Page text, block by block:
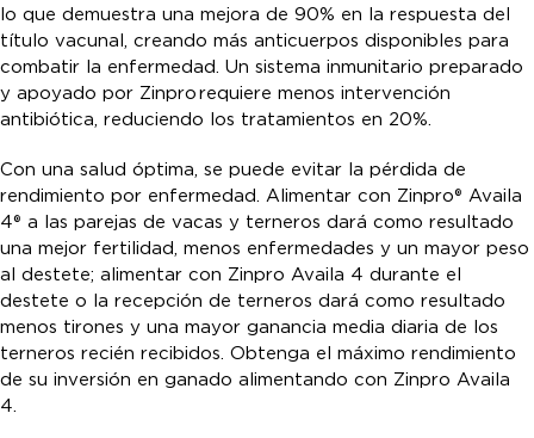
lo que demuestra una mejora de 90% en la respuesta del
título vacunal, creando más anticuerpos disponibles para
combatir la enfermedad. Un sistema inmunitario preparado
y apoyado por Zinprorequiere menos intervención
antibiótica, reduciendo los tratamientos en 20%.
Con una salud óptima, se puede evitar la pérdida de
rendimiento por enfermedad. Alimentar con Zinpro® Availa
4® a las parejas de vacas y terneros dará como resultado
una mejor fertilidad, menos enfermedades y un mayor peso
al destete; alimentar con Zinpro Availa 4 durante el
destete o la recepción de terneros dará como resultado
menos tirones y una mayor ganancia media diaria de los
terneros recién recibidos. Obtenga el máximo rendimiento
de su inversión en ganado alimentando con Zinpro Availa
4.